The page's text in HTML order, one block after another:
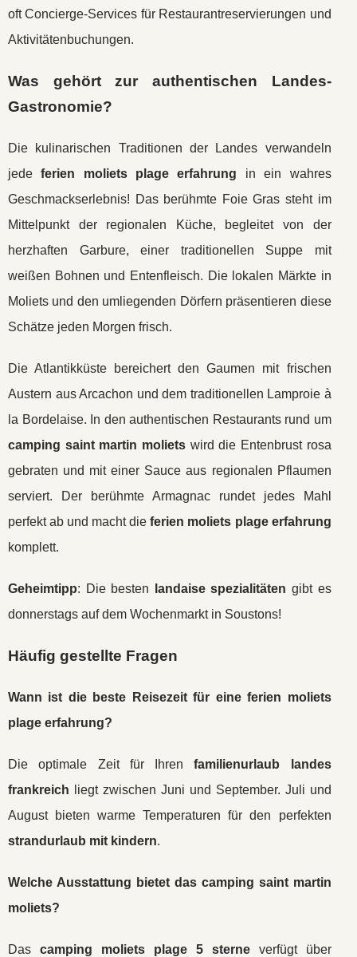
oft Concierge-Services für Restaurantreservierungen und
Aktivitätenbuchungen.
Was gehört zur authentischen Landes-
Gastronomie?
Die kulinarischen Traditionen der Landes verwandeln
jedeferien moliets plage erfahrung in ein wahres
Geschmackserlebnis! Das berühmte Foie Gras steht im
Mittelpunkt der regionalen Küche, begleitet von der
herzhaften Garbure, einer traditionellen Suppe mit
weißen Bohnen und Entenfleisch. Die lokalen Märkte in
Moliets und den umliegenden Dörfern präsentieren diese
Schätze jeden Morgen frisch.
Die Atlantikküste bereichert den Gaumen mit frischen
Austern aus Arcachon und dem traditionellen Lamproie à
la Bordelaise. In den authentischen Restaurants rund um
camping saint martin molietswird die Entenbrust rosa
gebraten und mit einer Sauce aus regionalen Pflaumen
serviert. Der berühmte Armagnac rundet jedes Mahl
perfekt ab und macht dieferien moliets plage erfahrung
komplett.
Geheimtipp: Die besten landaise spezialitäten gibt es
donnerstags auf dem Wochenmarkt in Soustons!
Häufig gestellte Fragen
Wann ist die beste Reisezeit für eineferien moliets
plage erfahrung?
Die optimale Zeit für Ihrenfamilienurlaub landes
frankreich liegt zwischen Juni und September. Juli und
August bieten warme Temperaturen für den perfekten
strandurlaub mit kindern.
Welche Ausstattung bietet das camping saint martin
moliets?
Das camping moliets plage 5 sterneverfügt über